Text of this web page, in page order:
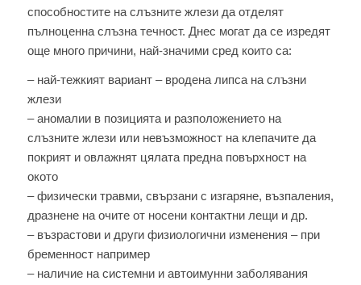
способностите на слъзните жлези да отделят
пълноценна слъзна течност. Днес могат да се изредят
още много причини, най-значими сред които са:
– най-тежкият вариант – вродена липса на слъзни
жлези
– аномалии в позицията и разположението на
слъзните жлези или невъзможност на клепачите да
покрият и овлажнят цялата предна повърхност на
окото
– физически травми, свързани с изгаряне, възпаления,
дразнене на очите от носени контактни лещи и др.
– възрастови и други физиологични изменения – при
бременност например
– наличие на системни и автоимунни заболявания